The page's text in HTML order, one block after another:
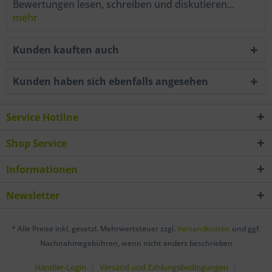
Bewertungen lesen, schreiben und diskutieren...
mehr
Kunden kauften auch
Kunden haben sich ebenfalls angesehen
Service Hotline
Shop Service
Informationen
Newsletter
* Alle Preise inkl. gesetzl. Mehrwertsteuer zzgl. Versandkosten und ggf.
Nachnahmegebühren, wenn nicht anders beschrieben
Händler-Login Versand und Zahlungsbedingungen